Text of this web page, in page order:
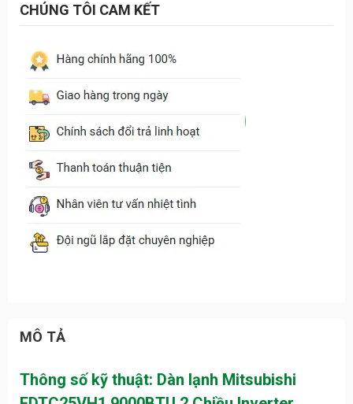
CHÚNG TÔI CAM KẾT
MÔ TẢ
Thông số kỹ thuật: Dàn lạnh Mitsubishi